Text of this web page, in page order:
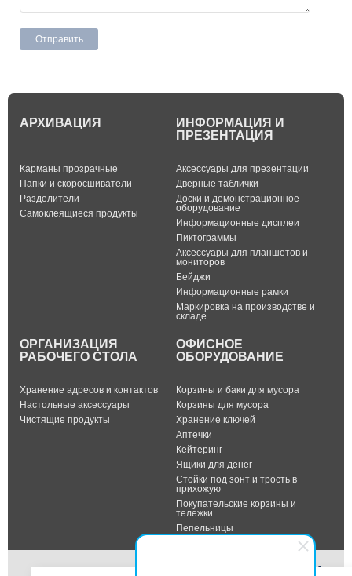
АРХИВАЦИЯ
Карманы прозрачные
Папки и скоросшиватели
Разделители
Самоклеящиеся продукты
ИНФОРМАЦИЯ И
ПРЕЗЕНТАЦИЯ
Аксессуары для презентации
Дверные таблички
Доски и демонстрационное
оборудование
Информационные дисплеи
Пиктограммы
Аксессуары для планшетов и
мониторов
Бейджи
Информационные рамки
Маркировка на производстве и
складе
ОРГАНИЗАЦИЯ
РАБОЧЕГО СТОЛА
Хранение адресов и контактов
Настольные аксессуары
Чистящие продукты
ОФИСНОЕ
ОБОРУДОВАНИЕ
Корзины и баки для мусора
Корзины для мусора
Хранение ключей
Аптечки
Кейтеринг
Ящики для денег
Стойки под зонт и трость в
прихожую
Покупательские корзины и
тележки
Пепельницы